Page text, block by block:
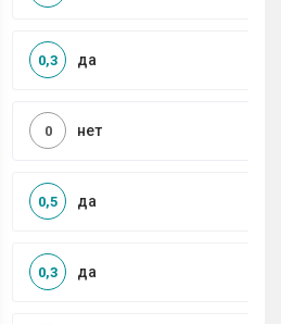
да
0,3
нет
0
да
0,5
да
0,3